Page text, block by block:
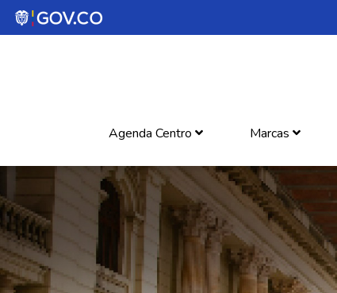
Agenda Centro Marcas